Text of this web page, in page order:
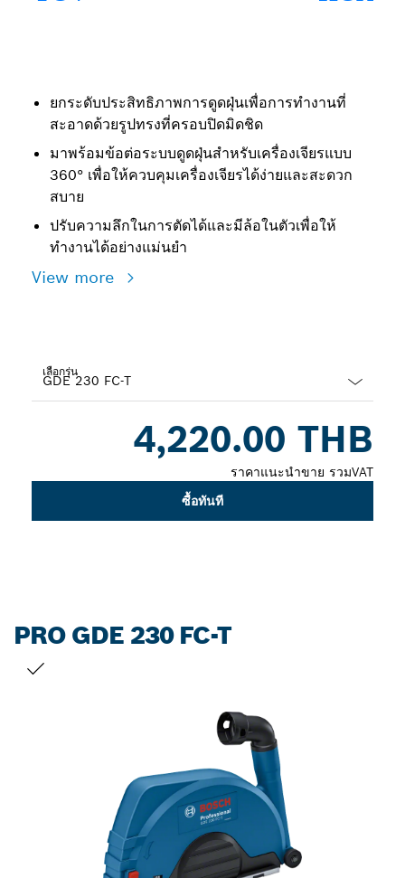
ยกระดับประสิทธิภาพการดูดฝุ่นเพื่อการทำงานที่
สะอาดด้วยรูปทรงที่ครอบปิดมิดชิด
มาพร้อมข้อต่อระบบดูดฝุ่นสำหรับเครื่องเจียรแบบ
360° เพื่อให้ควบคุมเครื่องเจียรได้ง่ายและสะดวก
สบาย
ปรับความลึกในการตัดได้และมีล้อในตัวเพื่อให้
ทำงานได้อย่างแม่นยำ
View more
เลือกรุ่น
4,220.00 THB
ราคาแนะนำขาย รวมVAT
ซื้อทันที
PRO GDE 230 FC-T